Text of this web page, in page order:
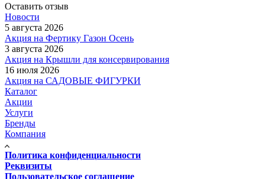
Оставить отзыв
Новости
5 августа 2026
Акция на Фертику Газон Осень
3 августа 2026
Акция на Крышли для консервирования
16 июля 2026
Акция на САДОВЫЕ ФИГУРКИ
Каталог
Акции
Услуги
Бренды
Компания
Политика конфиденциальности
Реквизиты
Пользовательское соглашение